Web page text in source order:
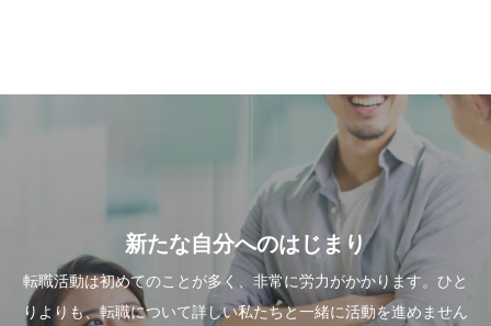
新たな自分へのはじまり
転職活動は初めてのことが多く、非常に労力がかかります。ひと
りよりも、転職について詳しい私たちと一緒に活動を進めません